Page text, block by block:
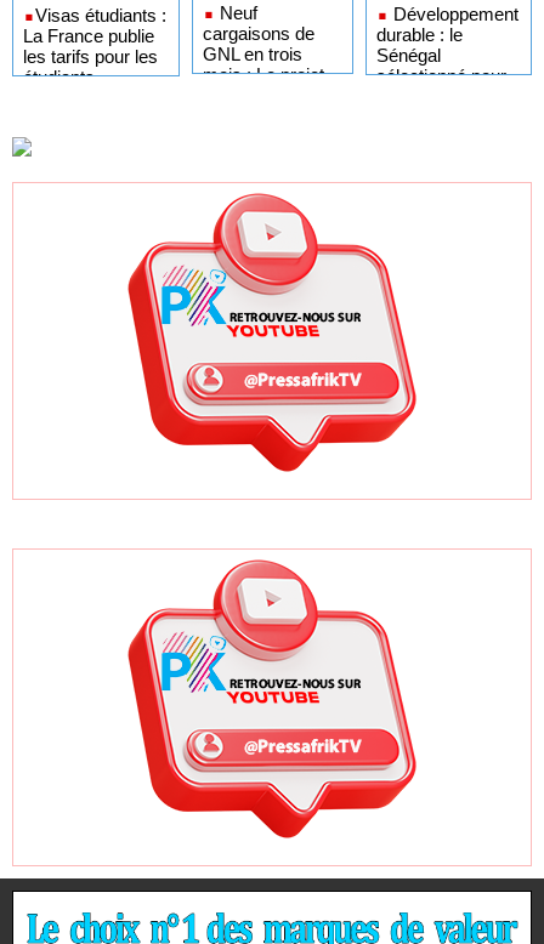
​Visas étudiants :
La France publie
les tarifs pour les
étudiants
africains
Neuf
cargaisons de
GNL en trois
mois : Le projet
Développement
durable : le
Sénégal
sélectionné pour
ODD